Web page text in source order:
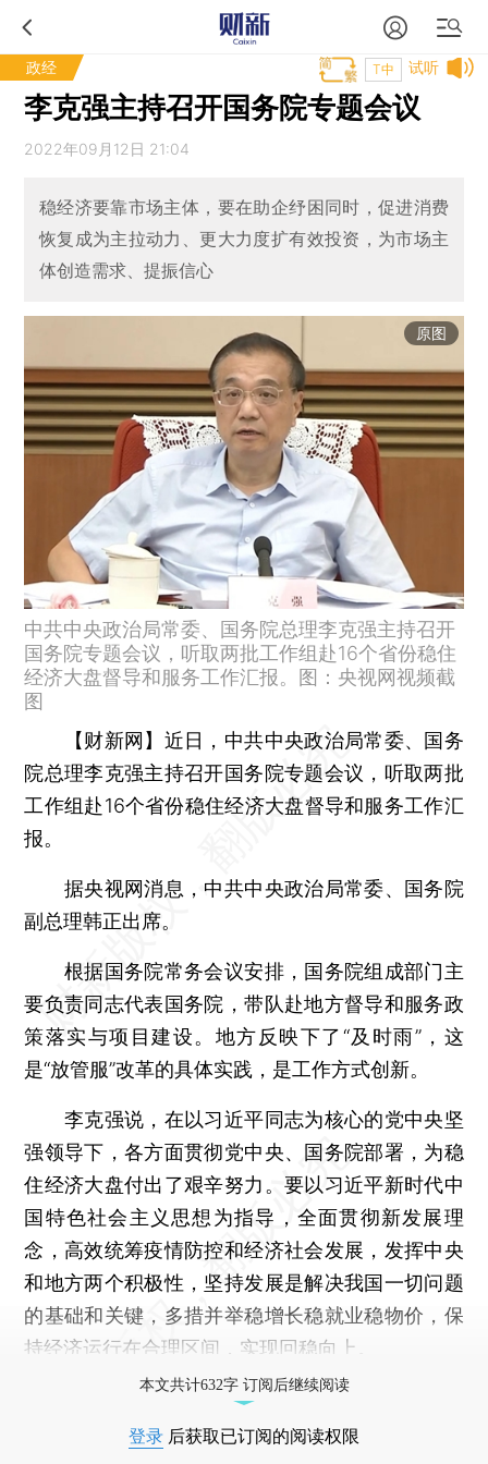
政经 试听
T中
李克强主持召开国务院专题会议
2022年09月12日 21:04
稳经济要靠市场主体，要在助企纾困同时，促进消费
恢复成为主拉动力、更大力度扩有效投资，为市场主
体创造需求、提振信心
原图
中共中央政治局常委、国务院总理李克强主持召开
国务院专题会议，听取两批工作组赴16个省份稳住
经济大盘督导和服务工作汇报。图：央视网视频截
图
【财新网】 近日，中共中央政治局常委、国务
院总理李克强主持召开国务院专题会议，听取两批
工作组赴16个省份稳住经济大盘督导和服务工作汇
报。
据央视网消息，中共中央政治局常委、国务院
副总理韩正出席。
根据国务院常务会议安排，国务院组成部门主
要负责同志代表国务院，带队赴地方督导和服务政
策落实与项目建设。地方反映下了“及时雨”，这
是“放管服”改革的具体实践，是工作方式创新。
李克强说，在以习近平同志为核心的党中央坚
强领导下，各方面贯彻党中央、国务院部署，为稳
住经济大盘付出了艰辛努力。要以习近平新时代中
国特色社会主义思想为指导，全面贯彻新发展理
念，高效统筹疫情防控和经济社会发展，发挥中央
和地方两个积极性，坚持发展是解决我国一切问题
的基础和关键，多措并举稳增长稳就业稳物价，保
持经济运行在合理区间，实现回稳向上。
本文共计632字 订阅后继续阅读
登录 后获取已订阅的阅读权限